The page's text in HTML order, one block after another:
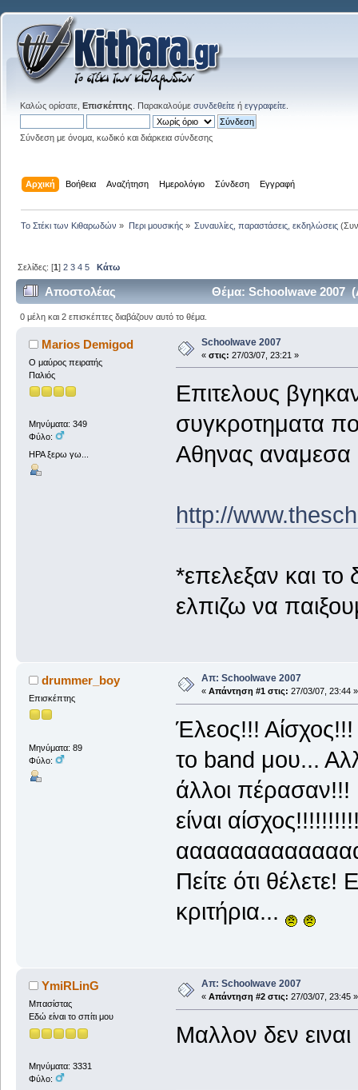
Καλώς ορίσατε, Επισκέπτης . Παρακαλούμε συνδεθείτε ή εγγραφείτε
Σύνδεση με όνομα, κωδικό και διάρκεια σύνδεσης
Αρχική Βοήθεια Αναζήτηση Ημερολόγιο Σύνδεση Εγγραφή
Το Στέκι των Κιθαρωδών » Περι μουσικής» Συναυλίες, παραστάσεις, εκδηλώσεις
Σελίδες: [1]2 3 4 5 Κάτω
Αποστολέας Θέμα: Schoolwave 2007
0 μέλη και 2 επισκέπτες διαβάζουν αυτό το θέμα.
Marios Demigod
Ο μαύρος πειρατής
Παλιός
Μηνύματα: 349
Φύλο:
ΗΡΑ ξερω γω...
Schoolwave 2007
« στις: 27/03/07, 23:21 »
Επιτελους
συγκροτηματα
Αθηνας
http://
*επελεξαν και
ελπιζω να
drummer_boy
Επισκέπτης
Μηνύματα: 89
Φύλο:
Απ: Schoolwave 2007
« Απάντηση #1 στις: 27/03/07, 23:44 »
Έλεος!!!
το band μου...
άλλοι πέρασαν!!!
είναι
Πείτε ότι
κριτήρια...
YmiRLinG
Μπασίστας
Εδώ είναι το σπίτι μου
Μηνύματα: 3331
Φύλο:
Απ: Schoolwave 2007
« Απάντηση #2 στις: 27/03/07, 23:45 »
Μαλλον δεν